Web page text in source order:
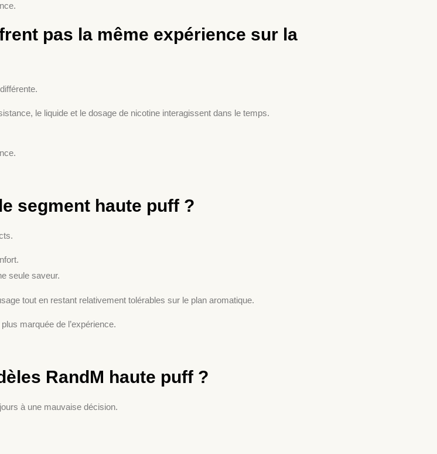
pas la même expérience sur la
le liquide et le dosage de nicotine interagissent dans le temps.
segment haute puff ?
seule saveur.
tout en restant relativement tolérables sur le plan aromatique.
marquée de l’expérience.
RandM haute puff ?
à une mauvaise décision.